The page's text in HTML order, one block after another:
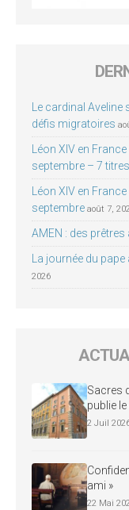
Le cardinal
défis migratoires
Léon XIV en
septembre – 7
Léon XIV en
septembre août 7,
AMEN : des prêtres
La journée du
2026
Sacres
publie
2 Juil
ami »
22 Mai